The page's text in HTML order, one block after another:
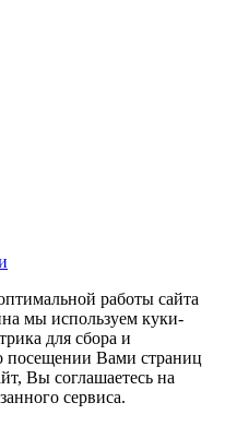
работы сайта
мы используем куки-
для сбора и
посещении Вами страниц
Вы соглашаетесь на
сервиса.